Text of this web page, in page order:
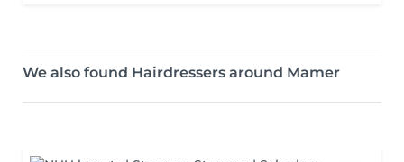
We also found Hairdressers around Mamer